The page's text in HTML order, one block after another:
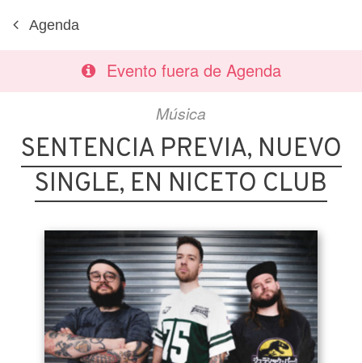
Agenda
Evento fuera de Agenda
Música
SENTENCIA PREVIA, NUEVO
SINGLE, EN NICETO CLUB